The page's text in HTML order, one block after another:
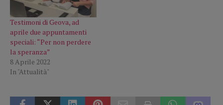
Testimoni di Geova, ad
aprile due appuntamenti
speciali: “Per non perdere
la speranza”
8 Aprile 2022
In "Attualità"